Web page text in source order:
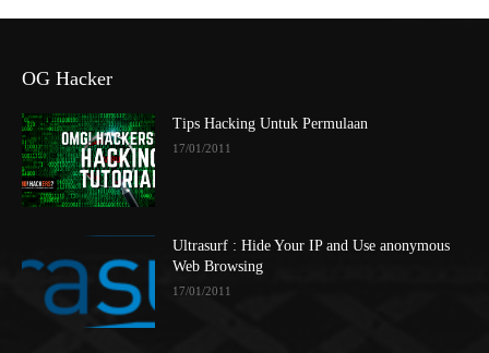
OG Hacker
Tips Hacking Untuk Permulaan
17/01/2011
Ultrasurf : Hide Your IP and Use anonymous
Web Browsing
17/01/2011